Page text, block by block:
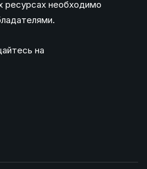
ресурсах необходимо
на